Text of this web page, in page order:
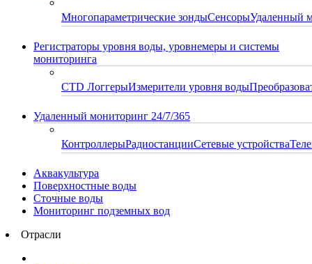
Многопараметрические зондыСенсорыУдаленный
Регистраторы уровня воды, уровнемеры и системы
мониторинга
CTD ЛоггерыИзмерители уровня воды
Удаленный мониторинг 24/7/365
КонтроллерыРадиостанцииСетевые устройства
Аквакультура
Поверхностные воды
Сточные воды
Мониторинг подземных вод
Отрасли